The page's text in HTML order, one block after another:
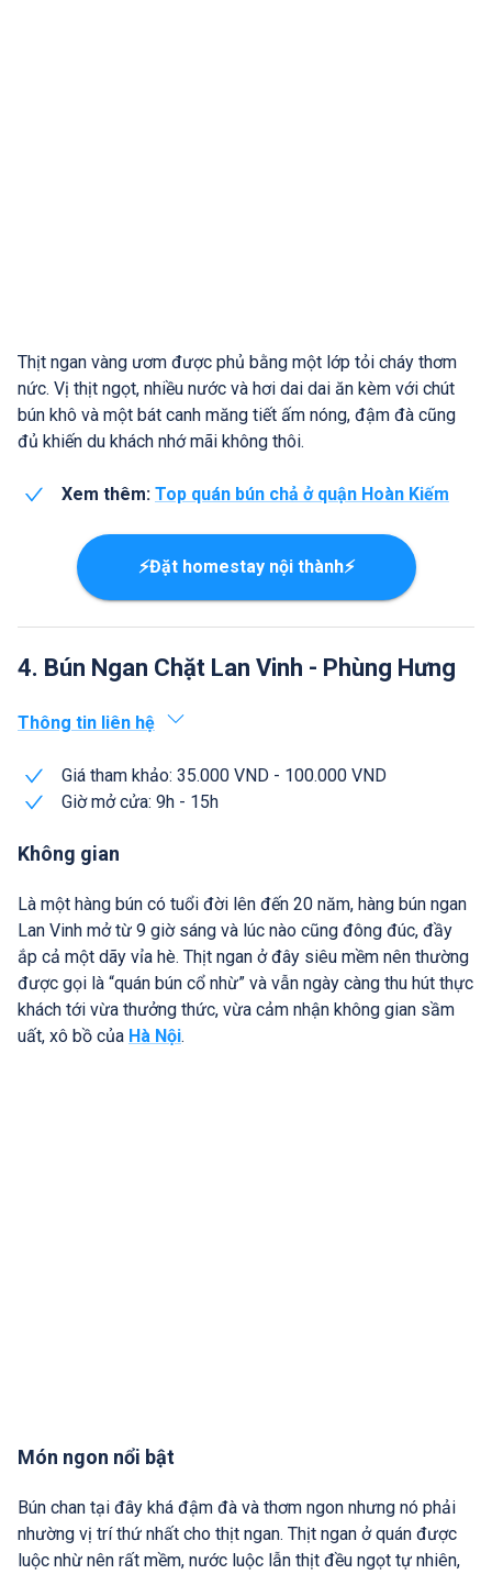
Thịt ngan vàng ươm được phủ bằng một lớp tỏi cháy thơm
nức. Vị thịt ngọt, nhiều nước và hơi dai dai ăn kèm với chút
bún khô và một bát canh măng tiết ấm nóng, đậm đà cũng
đủ khiến du khách nhớ mãi không thôi.
Xem thêm: Top quán bún chả ở quận Hoàn Kiếm
⚡Đặt homestay nội thành⚡
4. Bún Ngan Chặt Lan Vinh - Phùng Hưng
Thông tin liên hệ
Giá tham khảo: 35.000 VND - 100.000 VND
Giờ mở cửa: 9h - 15h
Không gian
Là một hàng bún có tuổi đời lên đến 20 năm, hàng bún ngan
Lan Vinh mở từ 9 giờ sáng và lúc nào cũng đông đúc, đầy
ắp cả một dãy vỉa hè. Thịt ngan ở đây siêu mềm nên thường
được gọi là “quán bún cổ nhừ” và vẫn ngày càng thu hút thực
khách tới vừa thưởng thức, vừa cảm nhận không gian sầm
uất, xô bồ của Hà Nội.
Món ngon nổi bật
Bún chan tại đây khá đậm đà và thơm ngon nhưng nó phải
nhường vị trí thứ nhất cho thịt ngan. Thịt ngan ở quán được
luộc nhừ nên rất mềm, nước luộc lẫn thịt đều ngọt tự nhiên,